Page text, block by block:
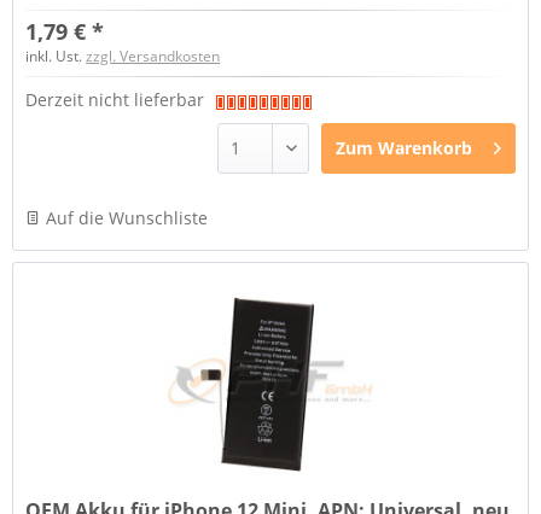
1,79 € *
inkl. Ust.zzgl. Versandkosten
Derzeit nicht lieferbar
Zum Warenkorb
Auf die Wunschliste